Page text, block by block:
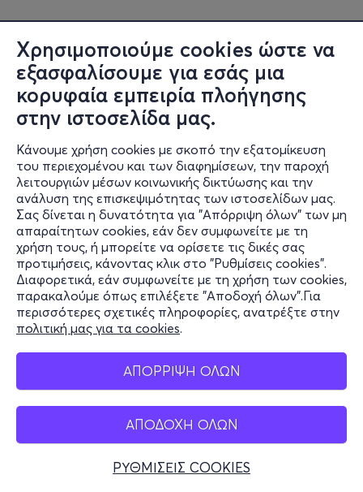
Χρησιμοποιούμε cookies ώστε να
εξασφαλίσουμε για εσάς μια
κορυφαία εμπειρία πλοήγησης
στην ιστοσελίδα μας.
Κάνουμε χρήση cookies με σκοπό την εξατομίκευση
του περιεχομένου και των διαφημίσεων, την παροχή
λειτουργιών μέσων κοινωνικής δικτύωσης και την
ανάλυση της επισκεψιμότητας των ιστοσελίδων μας.
Σας δίνεται η δυνατότητα για "Απόρριψη όλων" των μη
απαραίτητων cookies, εάν δεν συμφωνείτε με τη
χρήση τους, ή μπορείτε να ορίσετε τις δικές σας
προτιμήσεις, κάνοντας κλικ στο "Ρυθμίσεις cookies".
Διαφορετικά, εάν συμφωνείτε με τη χρήση των cookies,
παρακαλούμε όπως επιλέξετε "Αποδοχή όλων".Για
περισσότερες σχετικές πληροφορίες, ανατρέξτε στην
πολιτική μας για τα cookies.
ΑΠΟΡΡΙΨΗ ΟΛΩΝ
ΑΠΟΔΟΧΗ ΟΛΩΝ
ΡΥΘΜΙΣΕΙΣ COOKIES